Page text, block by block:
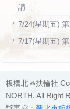
講
7/24(星期五)
7/17(星期五)
板橋北區扶輪社
NORTH. All Right